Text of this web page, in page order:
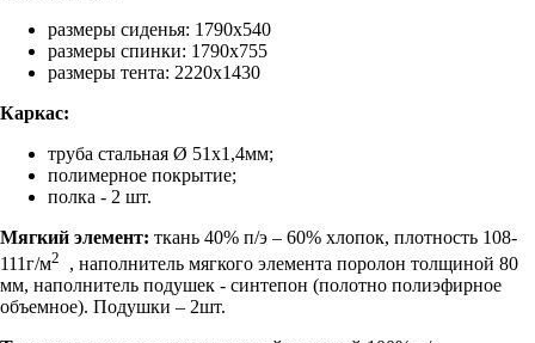
размеры сиденья: 1790х540
размеры спинки: 1790х755
размеры тента: 2220х1430
Каркас:
труба стальная Ø 51х1,4мм;
полимерное покрытие;
полка - 2 шт.
Мягкий элемент: ткань 40% п/э – 60% хлопок, плотность 108-
111г/м2
, наполнитель мягкого элемента поролон толщиной 80
мм, наполнитель подушек - синтепон (полотно полиэфирное
объемное). Подушки – 2шт.